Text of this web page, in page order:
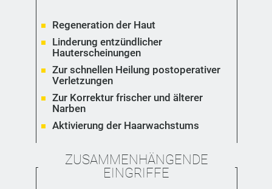
Regeneration der Haut
Linderung entzündlicher
Hauterscheinungen
Zur schnellen Heilung postoperativer
Verletzungen
Zur Korrektur frischer und älterer
Narben
Aktivierung der Haarwachstums
ZUSAMMENHÄNGENDE
EINGRIFFE